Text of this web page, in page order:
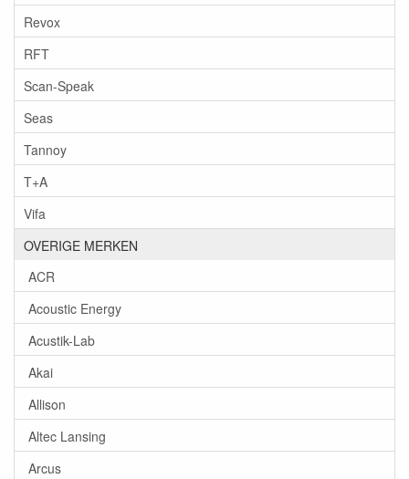
Revox
RFT
Scan-Speak
Seas
Tannoy
T+A
Vifa
OVERIGE MERKEN
ACR
Acoustic Energy
Acustik-Lab
Akai
Allison
Altec Lansing
Arcus